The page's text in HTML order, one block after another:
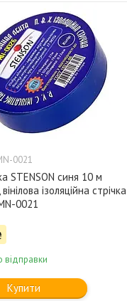
0021
STENSON синя 10 м
ізоляційна стрічка
0021
відправки
Купити